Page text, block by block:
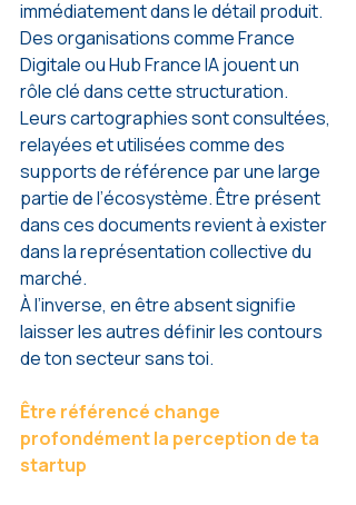
immédiatement dans le détail produit.
Des organisations comme France
Digitale ou Hub France IA jouent un
rôle clé dans cette structuration.
Leurs cartographies sont consultées,
relayées et utilisées comme des
supports de référence par une large
partie de l’écosystème. Être présent
dans ces documents revient à exister
dans la représentation collective du
marché.
À l’inverse, en être absent signifie
laisser les autres définir les contours
de ton secteur sans toi.
Être référencé change
profondément la perception de ta
startup